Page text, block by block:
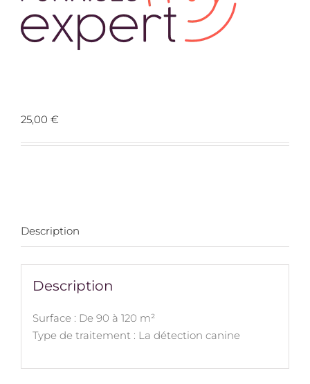
25,00 €
Description
Description
Surface : De 90 à 120 m²
Type de traitement : La détection canine